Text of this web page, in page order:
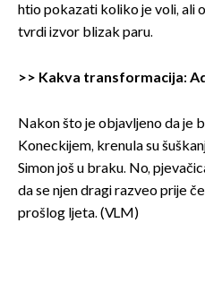
htio pokazati koliko je voli, ali
tvrdi izvor blizak paru.
>> Kakva transformacija:
Nakon što je objavljeno da je
Koneckijem, krenula su
Simon još u braku. No,
da se njen dragi razveo prije
prošlog ljeta. (VLM)